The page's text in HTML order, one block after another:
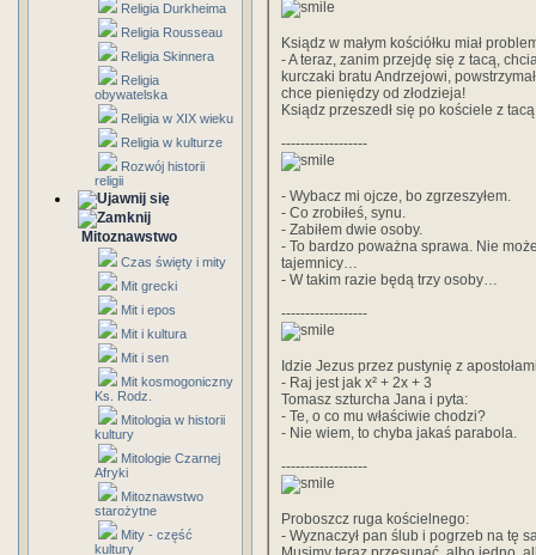
Religia Durkheima
Religia Rousseau
Religia Skinnera
Religia
obywatelska
Religia w XIX wieku
Religia w kulturze
Rozwój historii
religii
Mitoznawstwo
Czas święty i mity
Mit grecki
Mit i epos
Mit i kultura
Mit i sen
Mit kosmogoniczny
Ks. Rodz.
Mitologia w historii
kultury
Mitologie Czarnej
Afryki
Mitoznawstwo
starożytne
Mity - część
kultury
Ksiądz w małym kościółku miał
- A teraz, zanim przejdę się z tacą,
kurczaki bratu Andrzejowi,
chce pieniędzy od złodzieja!
Ksiądz przeszedł się po kościele z
------------------
- Wybacz mi ojcze, bo zgrzeszyłem.
- Co zrobiłeś, synu.
- Zabiłem dwie osoby.
- To bardzo poważna sprawa. Nie
tajemnicy…
- W takim razie będą trzy osoby…
------------------
Idzie Jezus przez pustynię z
- Raj jest jak x² + 2x + 3
Tomasz szturcha Jana i pyta:
- Te, o co mu właściwie chodzi?
- Nie wiem, to chyba jakaś parabola.
------------------
Proboszcz ruga kościelnego:
- Wyznaczył pan ślub i pogrzeb na tę